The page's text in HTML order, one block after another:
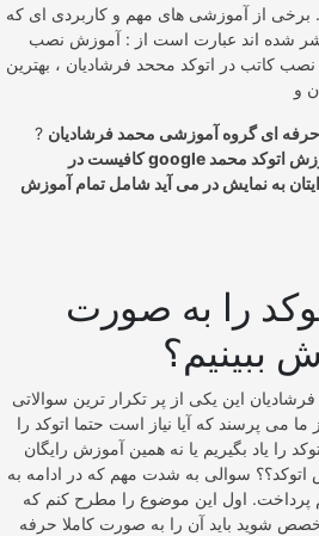
برخی از آموزشی های مهم و کاربردی ای که
شده اند عبارت است از : آموزش نصب
کاتب در اتوکد مححد فرشادیان ، بهترین
? ای گروه آموزشی محمد فرشادیان
کافیست در google عبارت مقابل را سرچ کنید : ( آموزش اتوکد محمد
به نمایش در می آید شامل تمام آموزش
را به صورت
ببینیم؟
این یکی از پر تکرار ترین سوالاتی
می پرسند که آیا نیاز است حتما اتوکد را
را یاد بگیریم یا نه همین آموزش رایگان
سوالی به شدت مهم که در ادامه به
اول این موضوع را مطرح کنم که
شوید باید آن را به صورت کاملا حرفه